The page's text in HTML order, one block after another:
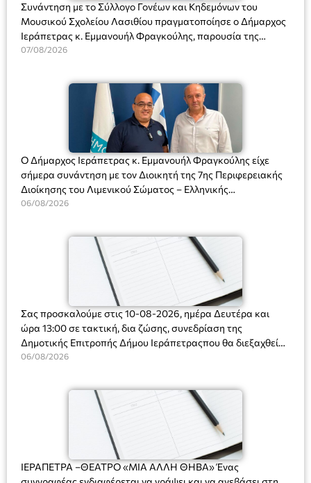
Συνάντηση με το Σύλλογο Γονέων και Κηδεμόνων του
Μουσικού Σχολείου Λασιθίου πραγματοποίησε ο Δήμαρχος
Ιεράπετρας κ. Εμμανουήλ Φραγκούλης, παρουσία της
Διευθύντριας του σχολείου κας Μαριάννας Χαΐτα.
07/08/2026
Ο Δήμαρχος Ιεράπετρας κ. Εμμανουήλ Φραγκούλης είχε
σήμερα συνάντηση με τον Διοικητή της 7ης Περιφερειακής
Διοίκησης του Λιμενικού Σώματος – Ελληνικής
Ακτοφυλακής (Λ.Σ.-ΕΛ.ΑΚΤ.), Αρχιπλοίαρχο Λ.Σ. κ. Ιωάννη
06/08/2026
Σας προσκαλούμε στις 10-08-2026, ημέρα Δευτέρα και
ώρα 13:00 σε τακτική, δια ζώσης, συνεδρίαση της
Δημοτικής Επιτροπής Δήμου Ιεράπετραςπου θα διεξαχθεί
στο Δημοτικό Κατάστημα, Δημοκρατίας 31 στην αίθουσα
και λήψη αποφάσεων στα παρακάτω θέματα:
06/08/2026
ΙΕΡΑΠΕΤΡΑ –ΘΕΑΤΡΟ «ΜΙΑ ΑΛΛΗ ΘΗΒΑ» Ένας